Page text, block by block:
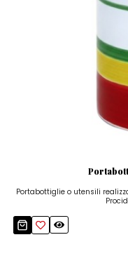
Portabottiglie o utensili